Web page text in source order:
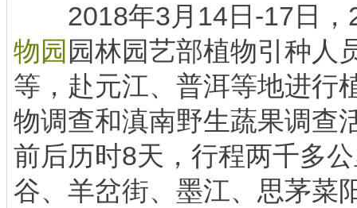
2018年3月14日-17日，
物园 园林园艺部植物引种人
等，赴元江、普洱等地进行
物调查和滇南野生蔬果调查
前后历时8天，行程两千多
谷、羊岔街、墨江、思茅菜